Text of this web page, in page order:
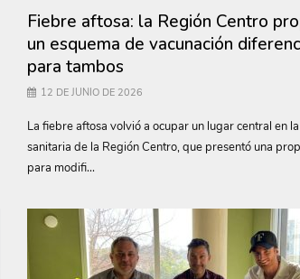
Fiebre aftosa: la Región Centro
un esquema de vacunación
para tambos
12 DE JUNIO DE 2026
La fiebre aftosa volvió a ocupar un lugar central en
sanitaria de la Región Centro, que presentó una
para modifi...